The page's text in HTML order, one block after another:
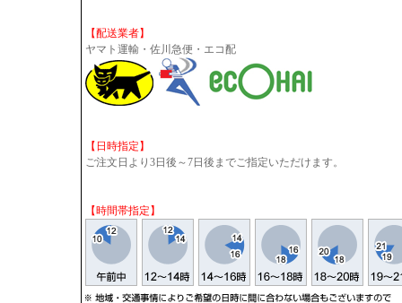
【配送業者】
ヤマト運輸・佐川急便・エコ配
【日時指定】
ご注文日より3日後～7日後までご指定いただけます。
【時間帯指定】